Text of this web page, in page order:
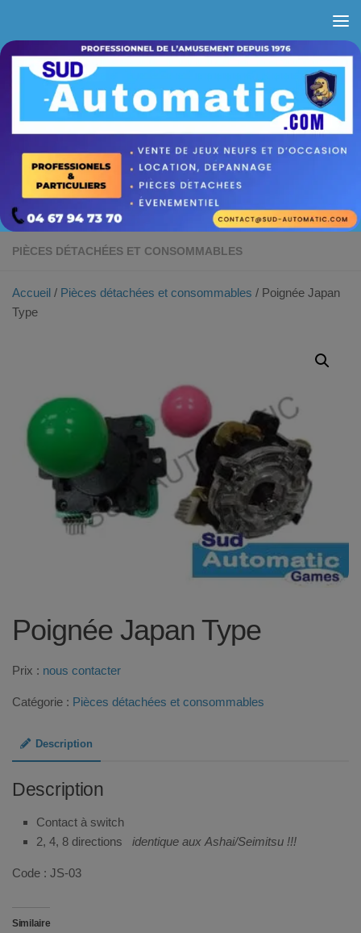
PIÈCES DÉTACHÉES ET CONSOMMABLES
Accueil / Pièces détachées et consommables / Poignée Japan
Type
Poignée Japan Type
Prix : nous contacter
Catégorie : Pièces détachées et consommables
Description
Description
Contact à switch
2, 4, 8 directions identique aux Ashai/Seimitsu !!!
Code : JS-03
Similaire